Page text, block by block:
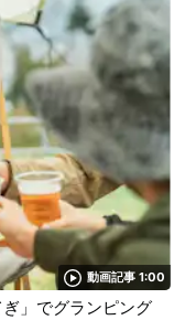
動画記事 1:00
」でグランピング